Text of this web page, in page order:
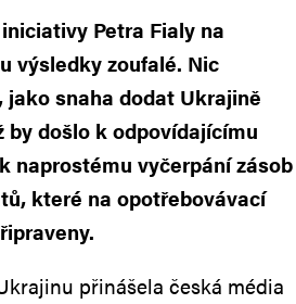
Petra Fialy na
výsledky zoufalé. Nic
snaha dodat Ukrajině
došlo k odpovídajícímu
naprostému vyčerpání zásob
které na opotřebovávací
přinášela česká média